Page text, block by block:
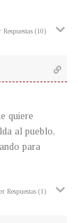
Respuestas (10)
quiere
al pueblo,
para
Respuestas (1)